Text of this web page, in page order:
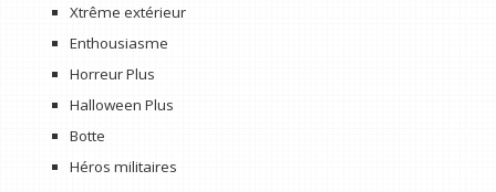
Xtrême extérieur
Enthousiasme
Horreur Plus
Halloween Plus
Botte
Héros militaires